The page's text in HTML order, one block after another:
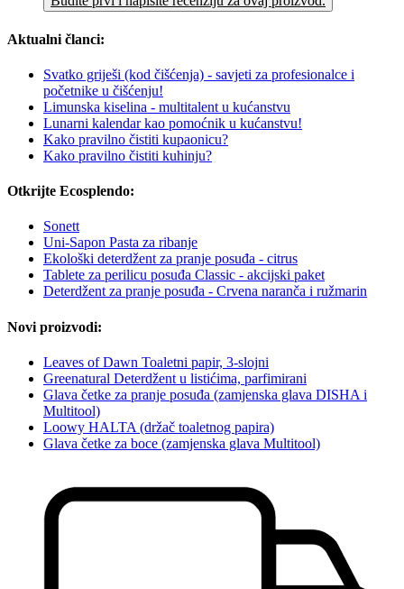
Aktualni članci:
Svatko griješi (kod čišćenja) - savjeti za profesionalce i
početnike u čišćenju!
Limunska kiselina - multitalent u kućanstvu
Lunarni kalendar kao pomoćnik u kućanstvu!
Kako pravilno čistiti kupaonicu?
Kako pravilno čistiti kuhinju?
Otkrijte Ecosplendo:
Sonett
Uni-Sapon Pasta za ribanje
Ekološki deterdžent za pranje posuđa - citrus
Tablete za perilicu posuđa Classic - akcijski paket
Deterdžent za pranje posuđa - Crvena naranča i ružmarin
Novi proizvodi:
Leaves of Dawn Toaletni papir, 3-slojni
Greenatural Deterdžent u listićima, parfimirani
Glava četke za pranje posuđa (zamjenska glava DISHA i
Multitool)
Loowy HALTA (držač toaletnog papira)
Glava četke za boce (zamjenska glava Multitool)